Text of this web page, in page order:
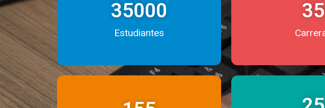
35000
Estudiantes
35